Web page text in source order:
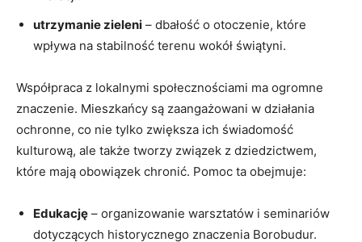
utrzymanie zieleni – dbałość o otoczenie, które
wpływa na stabilność terenu wokół świątyni.
Współpraca z lokalnymi społecznościami ma ogromne
znaczenie. Mieszkańcy są zaangażowani w działania
ochronne, co nie tylko zwiększa ich świadomość
kulturową, ale także tworzy związek z dziedzictwem,
które mają obowiązek chronić. Pomoc ta obejmuje:
Edukację – organizowanie warsztatów i seminariów
dotyczących historycznego znaczenia Borobudur.